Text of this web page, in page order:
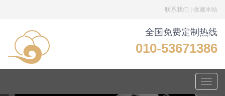
联系我们 收藏本站
全国免费定制热线
010-53671386
Toggle